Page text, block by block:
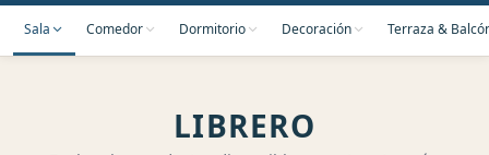
Sala Comedor Dormitorio Decoración Terraza &
LIBRERO